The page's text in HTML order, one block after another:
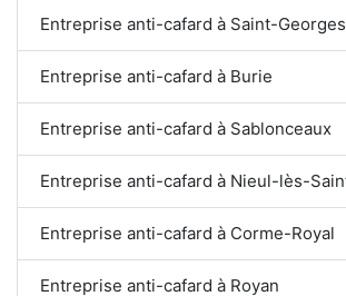
Entreprise anti-cafard à Saint-
Entreprise anti-cafard à Burie
Entreprise anti-cafard à Sablonceaux
Entreprise anti-cafard à Nieul-lès-
Entreprise anti-cafard à Corme-Royal
Entreprise anti-cafard à Royan